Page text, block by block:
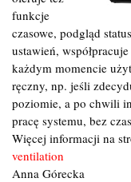
funkcje
czasowe, podgląd
ustawień,
każdym momencie
ręczny, np. jeśli
poziomie, a po chwili
pracę systemu, bez
Więcej informacji na
ventilation
Anna Górecka